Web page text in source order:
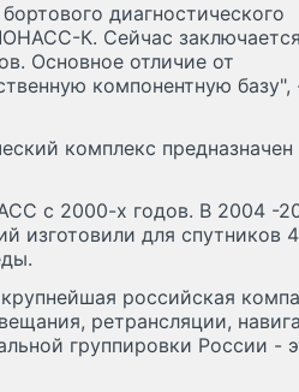
диагностического
К. Сейчас заключается
Основное отличие от
компонентную базу",
комплекс предназначен
с 2000-х годов. В 2004 -
изготовили для спутников
российская
ретрансляции,
группировки России -